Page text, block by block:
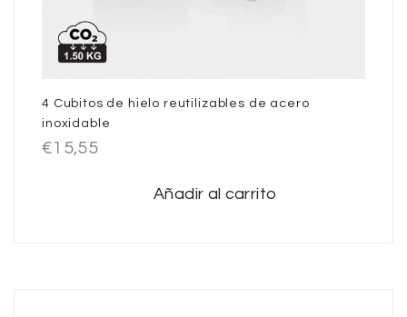
4 Cubitos de hielo reutilizables de acero
inoxidable
€15,55
Añadir al carrito